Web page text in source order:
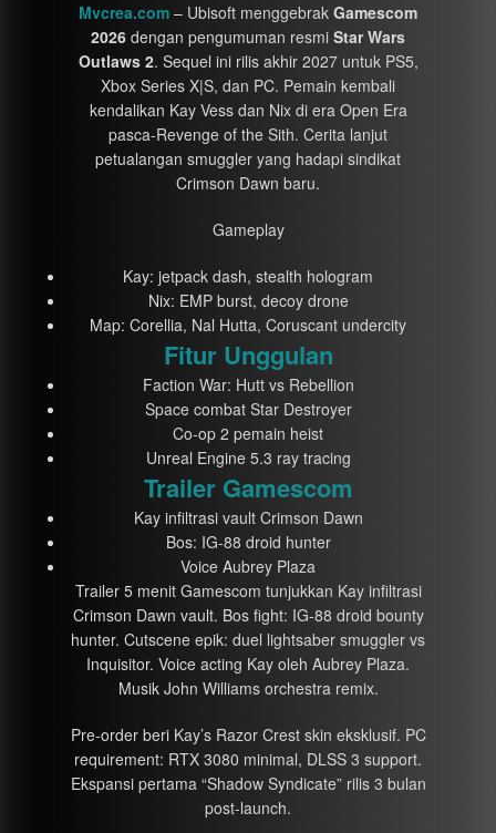
Mvcrea.com – Ubisoft menggebrak Gamescom
2026 dengan pengumuman resmi Star Wars
Outlaws 2. Sequel ini rilis akhir 2027 untuk PS5,
Xbox Series X|S, dan PC. Pemain kembali
kendalikan Kay Vess dan Nix di era Open Era
pasca-Revenge of the Sith. Cerita lanjut
petualangan smuggler yang hadapi sindikat
Crimson Dawn baru.
Gameplay
Kay: jetpack dash, stealth hologram
Nix: EMP burst, decoy drone
Map: Corellia, Nal Hutta, Coruscant undercity
Fitur Unggulan
Faction War: Hutt vs Rebellion
Space combat Star Destroyer
Co-op 2 pemain heist
Unreal Engine 5.3 ray tracing
Trailer Gamescom
Kay infiltrasi vault Crimson Dawn
Bos: IG-88 droid hunter
Voice Aubrey Plaza
Trailer 5 menit Gamescom tunjukkan Kay infiltrasi
Crimson Dawn vault. Bos fight: IG-88 droid bounty
hunter. Cutscene epik: duel lightsaber smuggler vs
Inquisitor. Voice acting Kay oleh Aubrey Plaza.
Musik John Williams orchestra remix.
Pre-order beri Kay’s Razor Crest skin eksklusif. PC
requirement: RTX 3080 minimal, DLSS 3 support.
Ekspansi pertama “Shadow Syndicate” rilis 3 bulan
post-launch.